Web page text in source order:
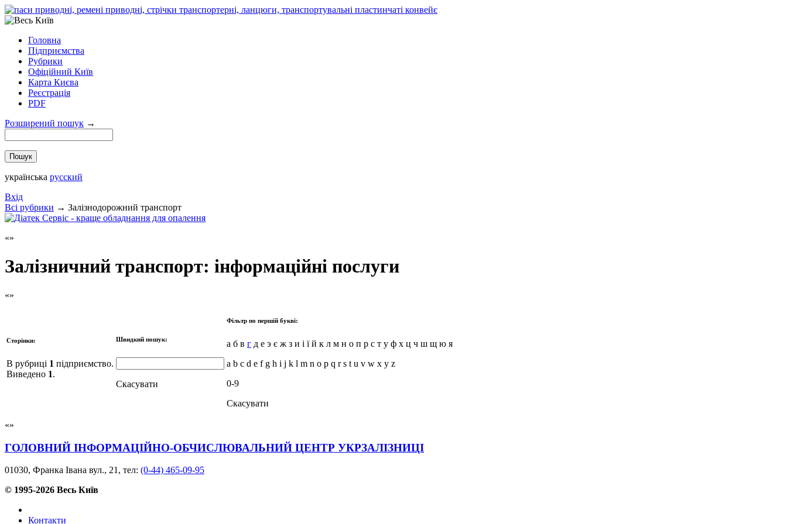
Головна
Підприємства
Рубрики
Офіційний Київ
Карта Києва
Реєстрація
PDF
Розширений пошук →
українська русский
Вхід
Всi рубрики → Залізнодорожний транспорт
Залізничний транспорт: інформаційні послуги
Сторінки:
В рубриці 1 підприємство.
Виведено 1.
Швидкий пошук:
Скасувати
Фільтр по першій букві:
а б в г д е э є ж з и і ї й к л м н о п р с т у ф х ц ч ш щ ю я
a b c d e f g h i j k l m n o p q r s t u v w x y z
0-9
Скасувати
ГОЛОВНИЙ ІНФОРМАЦІЙНО-ОБЧИСЛЮВАЛЬНИЙ ЦЕНТР УКРЗАЛІЗНИЦІ
01030, Франка Івана вул., 21, тел: (0-44) 465-09-95
© 1995-2026 Весь Київ
Контакти